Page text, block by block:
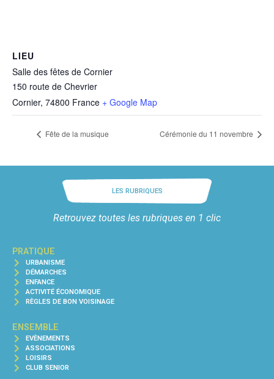
LIEU
Salle des fêtes de Cornier
150 route de Chevrier
Cornier, 74800 France + Google Map
Fête de la musique Cérémonie du 11 novembre
LES RUBRIQUES
Retrouvez toutes les rubriques en 1 clic
PRATIQUE
URBANISME
DÉMARCHES
ENFANCE
ACTIVITÉ ÉCONOMIQUE
RÈGLES DE BON VOISINAGE
ENSEMBLE
EVÈNEMENTS
ASSOCIATIONS
LOISIRS
CLUB SENIOR